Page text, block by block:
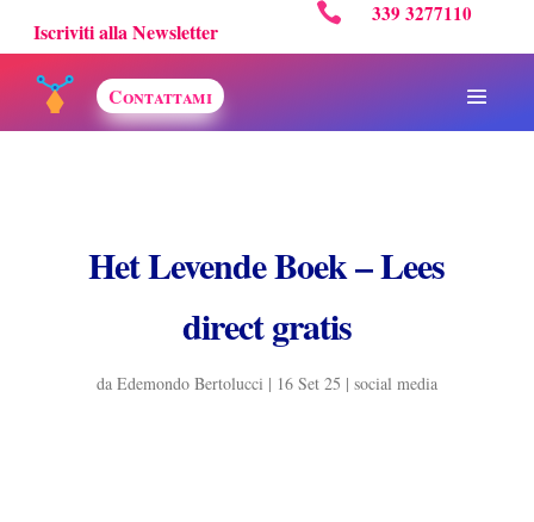
Contattami
Iscriviti alla Newsletter
 339 3277110
Het Levende Boek – Lees
direct gratis
da Edemondo Bertolucci | 16 Set 25 | social media